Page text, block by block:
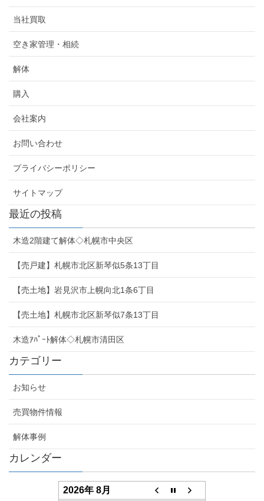
当社買取
空き家管理・相続
解体
購入
会社案内
お問い合わせ
プライバシーポリシー
サイトマップ
最近の投稿
木造2階建て解体◇札幌市中央区
【売戸建】札幌市北区新琴似5条13丁目
【売土地】岩見沢市上幌向北1条6丁目
【売土地】札幌市北区新琴似7条13丁目
木造ｱﾊﾟｰﾄ解体◇札幌市清田区
カテゴリー
お知らせ
売買物件情報
解体事例
カレンダー
2026年 8月